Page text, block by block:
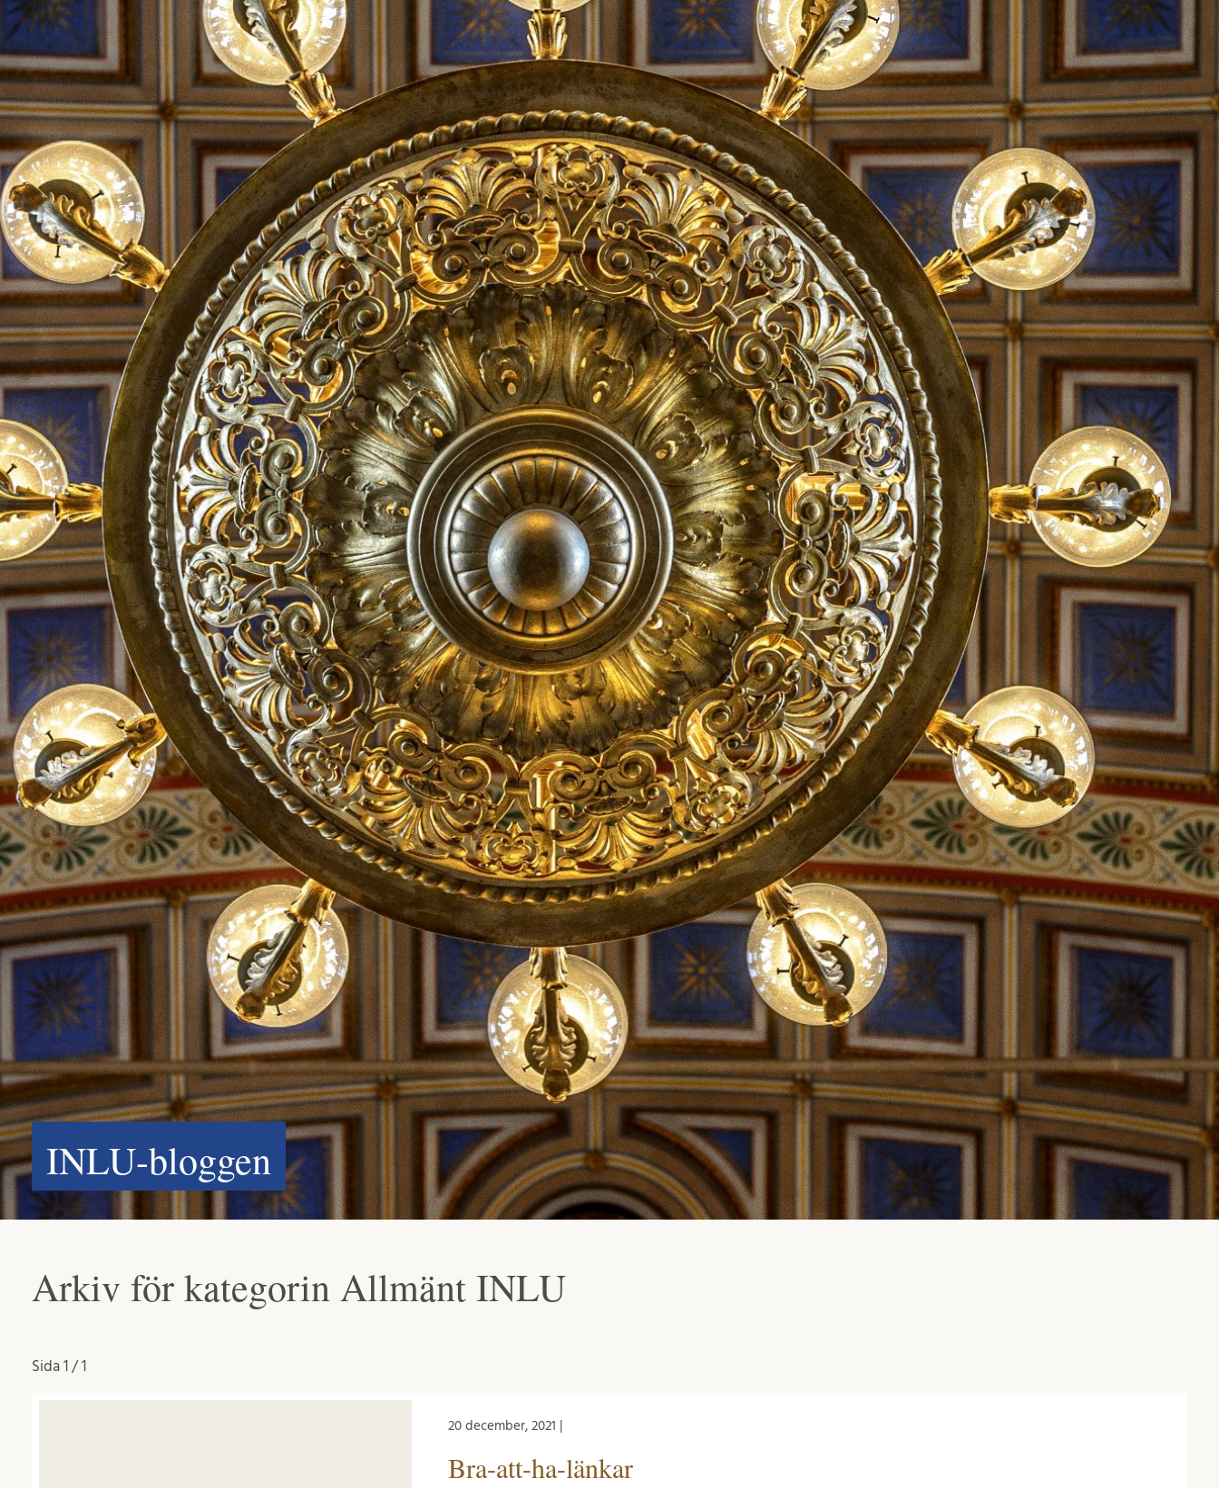
INLU-bloggen
Arkiv för kategorin Allmänt INLU
Sida 1 / 1
20 december, 2021 |
Bra-att-ha-länkar